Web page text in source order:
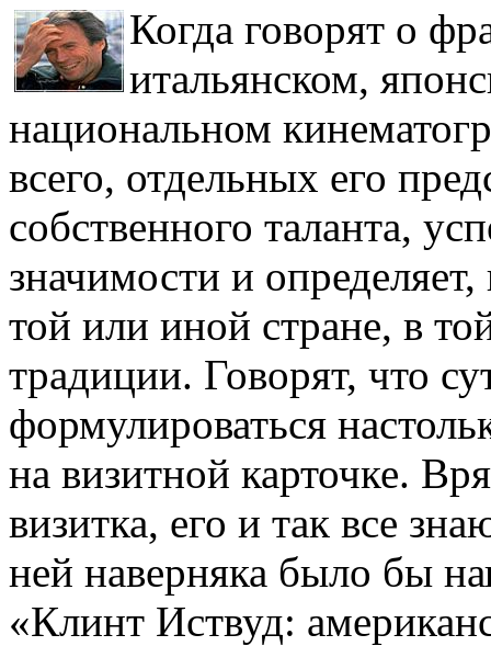
Когда говорят о
итальянском,
национальном
всего, отдельных его
собственного таланта,
значимости и
той или иной стране, в
традиции. Говорят, что
формулироваться
на визитной карточке.
визитка, его и так все
ней наверняка было бы
«Клинт Иствуд: